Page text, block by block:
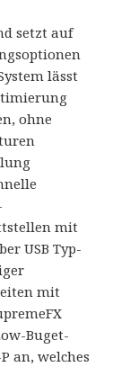
setzt auf
lässt
ohne
mit
USB Typ-
mit
Buget-
an, welches